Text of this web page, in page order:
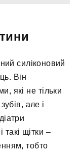
силіконовий
Він
які не тільки
але і
такі щітки –
тобто